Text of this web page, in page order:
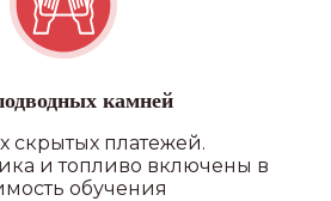
камней
скрытых платежей.
и топливо включены в
обучения